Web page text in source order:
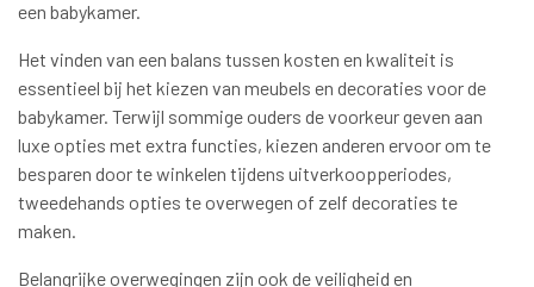
een babykamer.
Het vinden van een balans tussen kosten en kwaliteit is
essentieel bij het kiezen van meubels en decoraties voor de
babykamer. Terwijl sommige ouders de voorkeur geven aan
luxe opties met extra functies, kiezen anderen ervoor om te
besparen door te winkelen tijdens uitverkoopperiodes,
tweedehands opties te overwegen of zelf decoraties te
maken.
Belangrijke overwegingen zijn ook de veiligheid en